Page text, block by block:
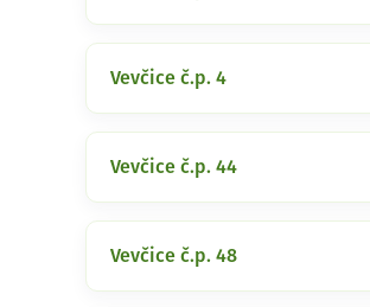
Vevčice č.p. 4
Vevčice č.p. 44
Vevčice č.p. 48